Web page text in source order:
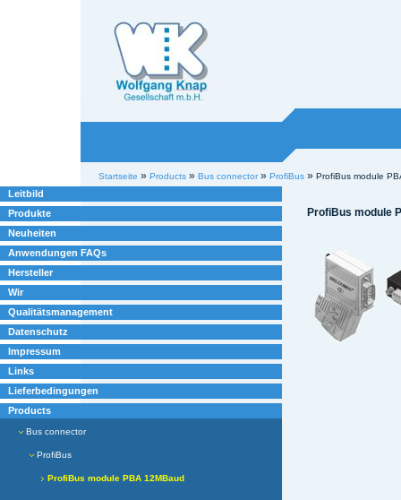
Sektionen
Benutzerspezifische
Werkzeuge
Startseite » Products » Bus connector » ProfiBus » ProfiBus module
Leitbild
Produkte
Neuheiten
Anwendungen FAQs
Hersteller
Wir
Qualitätsmanagement
Datenschutz
Impressum
Links
Lieferbedingungen
Products
Bus connector
ProfiBus
ProfiBus module PBA 12MBaud
ProfiBus module